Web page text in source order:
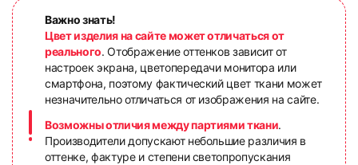
Важно знать!
Цвет изделия на сайте может отличаться от
реального. Отображение оттенков зависит от
настроек экрана, цветопередачи монитора или
смартфона, поэтому фактический цвет ткани может
незначительно отличаться от изображения на сайте.
Возможны отличия между партиями ткани.
Производители допускают небольшие различия в
оттенке, фактуре и степени светопропускания